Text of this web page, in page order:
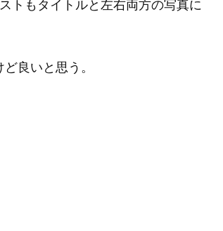
トもタイトルと左右両方の写真に
良いと思う。